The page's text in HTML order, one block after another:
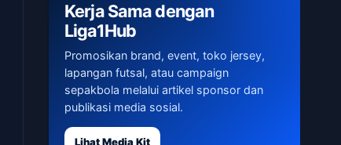
Kerja Sama dengan
Liga1Hub
Promosikan brand, event, toko jersey,
lapangan futsal, atau campaign
sepakbola melalui artikel sponsor dan
publikasi media sosial.
Lihat Media Kit